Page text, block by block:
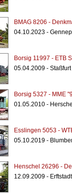
BMAG 8206 -
04.10.2023 -
Borsig 11997 - ETB
05.04.2009 - Staßfurt
Borsig 5327 - MME
01.05.2010 -
Esslingen 5053 -
05.10.2019 -
Henschel 26296 -
12.09.2009 -